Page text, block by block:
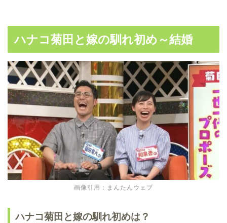
ハナコ菊田と嫁の馴れ初め～結婚
画像引用：まんたんウェブ
ハナコ菊田と嫁の馴れ初めは？